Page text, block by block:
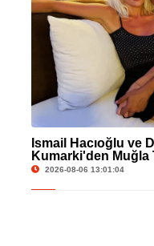
İsmail Hacıoğlu ve
Kumarki'den Muğla
2026-08-06 13:01:04